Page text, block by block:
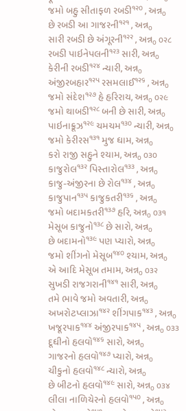
જમો બહુસીતાફળ રબડી૧૨૦ , અન્ન૦
છેરબડી આ ગાજરની૧૨૧ , અન્ન૦
સારીરબડી છે અંગૂરની૧૨૨ , અન્ન૦ ૦૨૮
રબડી પાઇનેપલની૧૨૩ સારી, અન્ન૦
કેરીની રબડી૧૨૪ ન્યારી, અન્ન૦
અંજીરબહાર૧૨૫ રસમલાઈ૧૨૬ , અન્ન૦
જમોસંદેશ૧૨૭ હે હરિરાય, અન્ન૦ ૦૨૯
જમો થાબડી૧૨૮ બની છે સારી, અન્ન૦
પાઇનાક્રૂઝ૧૨૯ ચમચમ૧૩૦ ન્યારી, અન્ન૦
જમો કેરીરસ૧૩૧ મુજ ધામ, અન્ન૦
કરો રાજી સહુને શ્યામ, અન્ન૦ ૦૩૦
કાજુરોલ૧૩૨ પિસ્તારોલ૧૩૩ , અન્ન૦
કાજુ-અંજીરના છે રોલ૧૩૪ , અન્ન૦
કાજુપાન૧૩૫ કાજુકતરી૧૩૬ , અન્ન૦
જમો બદામકતરી૧૩૭ હરિ, અન્ન૦ ૦૩૧
મેસૂબ કાજુનો૧૩૮ છે સારો, અન્ન૦
છેબદામનો૧૩૯ પણ પ્યારો, અન્ન૦
જમો શીંગનો મેસૂબ૧૪૦ શ્યામ, અન્ન૦
એ આદિ મેસૂબ તમામ, અન્ન૦ ૦૩૨
સુખડી રાજગરાની૧૪૧ સારી, અન્ન૦
તમે ભાવે જમો અવતારી, અન્ન૦
અખરોટપ્લાઝા૧૪૨ શીંગપાક૧૪૩ , અન્ન૦
ખજૂરપાક૧૪૪ અંજીરપાક૧૪૫ , અન્ન૦ ૦૩૩
દૂધીનો હલવો૧૪૬ સારો, અન્ન૦
ગાજરનો હલવો૧૪૭ પ્યારો, અન્ન૦
ચીકુનો હલવો૧૪૮ ન્યારો, અન્ન૦
છેબીટનો હલવો૧૪૯ સારો, અન્ન૦ ૦૩૪
લીલા નાળિયેરનો હલવો૧૫૦ , અન્ન૦